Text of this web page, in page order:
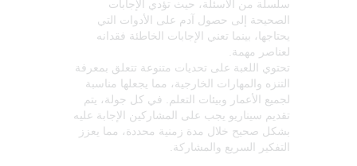
سلسلة من الأسئلة، حيث تؤدي الإجابات
الصحيحة إلى حصول آدم على الأدوات التي
يحتاجها، بينما تعني الإجابات الخاطئة فقدانه
لعناصر مهمة.
تحتوي اللعبة على تحديات متنوعة تتعلق بمعرفة
التنزه والمهارات الخارجية، مما يجعلها مناسبة
لجميع الأعمار وبيئات التعلم. في كل جولة، يتم
تقديم سيناريو يجب على المشاركين الإجابة عليه
بشكل صحيح خلال مدة زمنية محددة، مما يعزز
التفكير السريع والمشاركة.